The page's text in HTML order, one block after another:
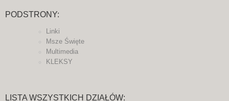
PODSTRONY:
Linki
Msze Święte
Multimedia
KLEKSY
LISTA WSZYSTKICH DZIAŁÓW: